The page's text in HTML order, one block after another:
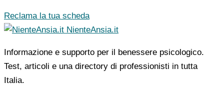
Reclama la tua scheda
NienteAnsia.it
Informazione e supporto per il benessere psicologico.
Test, articoli e una directory di professionisti in tutta
Italia.